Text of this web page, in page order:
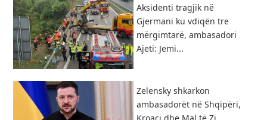
Aksidenti tragjik në
Gjermani ku vdiqën tre
mërgimtarë, ambasadori
Ajeti: Jemi...
Zelensky shkarkon
ambasadorët në Shqipëri,
Kroaci dhe Mal të Zi